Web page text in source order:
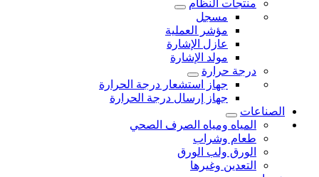
منتجات النظام
مسجل
مؤشر العملية
عازل الإشارة
مولد الإشارة
درجة حرارة
جهاز استشعار درجة الحرارة
جهاز إرسال درجة الحرارة
الصناعات
المياه ومياه الصرف الصحي
طعام وشراب
الورق ولب الورق
التعدين وغيرها